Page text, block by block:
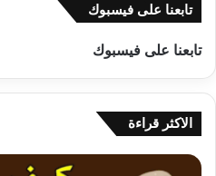
تابعنا على فيسبوك
تابعنا على فيسبوك
الاكثر قراءة